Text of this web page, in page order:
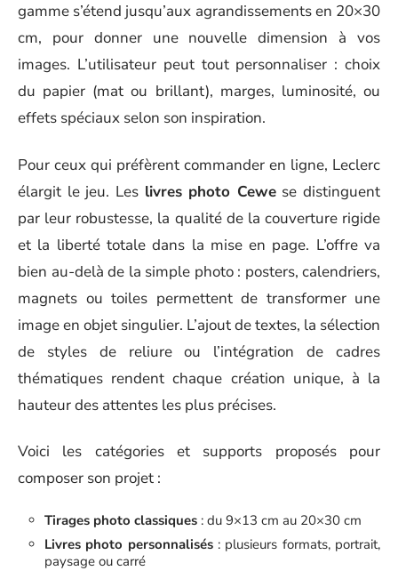
gamme s’étend jusqu’aux agrandissements en 20×30
cm, pour donner une nouvelle dimension à vos
images. L’utilisateur peut tout personnaliser : choix
du papier (mat ou brillant), marges, luminosité, ou
effets spéciaux selon son inspiration.
Pour ceux qui préfèrent commander en ligne, Leclerc
élargit le jeu. Les livres photo Cewese distinguent
par leur robustesse, la qualité de la couverture rigide
et la liberté totale dans la mise en page. L’offre va
bien au-delà de la simple photo : posters, calendriers,
magnets ou toiles permettent de transformer une
image en objet singulier. L’ajout de textes, la sélection
de styles de reliure ou l’intégration de cadres
thématiques rendent chaque création unique, à la
hauteur des attentes les plus précises.
Voici les catégories et supports proposés pour
composer son projet :
Tirages photo classiques : du 9×13 cm au 20×30 cm
Livres photo personnalisés: plusieurs formats, portrait,
paysage ou carré